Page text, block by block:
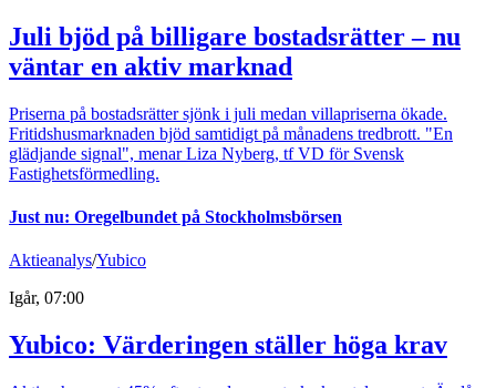
Juli bjöd på billigare bostadsrätter – nu
väntar en aktiv marknad
Priserna på bostadsrätter sjönk i juli medan villapriserna ökade.
Fritidshusmarknaden bjöd samtidigt på månadens tredbrott. "En
glädjande signal", menar Liza Nyberg, tf VD för Svensk
Fastighetsförmedling.
Just nu: Oregelbundet på Stockholmsbörsen
Aktieanalys/Yubico
Igår, 07:00
Yubico: Värderingen ställer höga krav